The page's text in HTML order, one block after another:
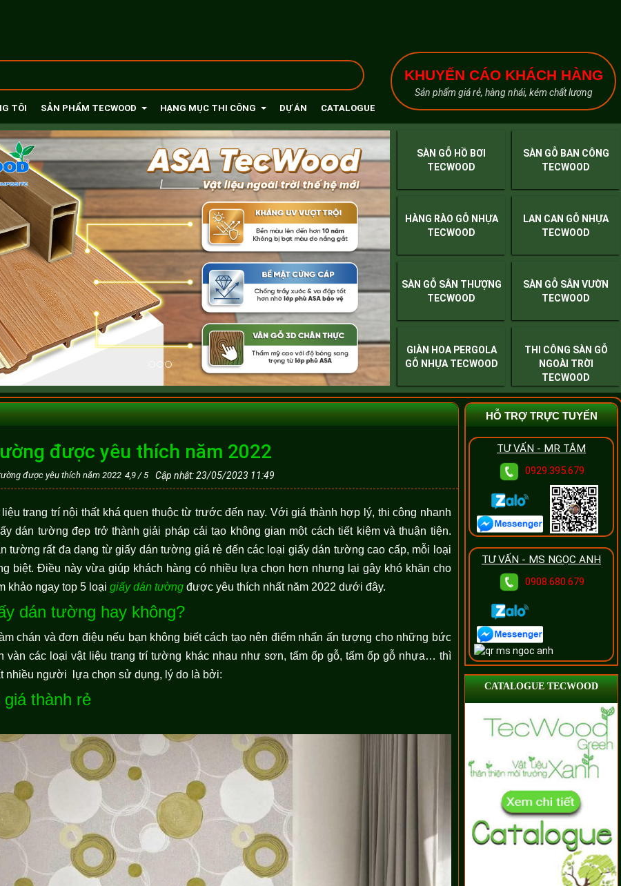
TÔI SẢN PHẨM TECWOOD HẠNG MỤC THI CÔNG DỰ ÁN CATALOGUE
KHUYẾN CÁO KHÁCH HÀNG
Sản phẩm giá rẻ, hàng nhái, kém chất lượng
SÀN GỖ HỒ BƠI
TECWOOD
SÀN GỖ BAN CÔNG
TECWOOD
HÀNG RÀO GỖ NHỰA
TECWOOD
LAN CAN GỖ NHỰA
TECWOOD
SÀN GỖ SÂN THƯỢNG
TECWOOD
SÀN GỖ SÂN VƯỜN
TECWOOD
GIÀN HOA PERGOLA
GỖ NHỰA TECWOOD
THI CÔNG SÀN GỖ
NGOÀI TRỜI
TECWOOD
được yêu thích năm 2022
được yêu thích năm 2022 4,9 /5 Cập nhật: 23/05/2023 11:49
trang trí nội thất khá quen thuộc từ trước đến nay. Với giá thành hợp lý, thi công nhanh
dán tường đẹp trở thành giải pháp cải tạo không gian một cách tiết kiệm và thuận tiện.
tường rất đa dạng từ giấy dán tường giá rẻ đến các loại giấy dán tường cao cấp, mỗi loại
biệt. Điều này vừa giúp khách hàng có nhiều lựa chọn hơn nhưng lại gây khó khăn cho
khảo ngay top 5 loạigiấy dán tường được yêu thích nhất năm 2022 dưới đây.
dán tường hay không?
chán và đơn điệu nếu bạn không biết cách tạo nên điểm nhấn ấn tượng cho những bức
vàn các loại vật liệu trang trí tường khác nhau như sơn, tấm ốp gỗ, tấm ốp gỗ nhựa… thì
nhiều người lựa chọn sử dụng, lý do là bởi:
thành rẻ
HỖ TRỢ TRỰC TUYẾN
TƯ VẤN - MR TÂM
0929.395.679
TƯ VẤN - MS NGỌC ANH
0908.680.679
CATALOGUE TECWOOD